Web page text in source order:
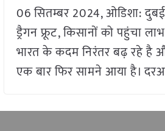
06 सितम्बर 2024, ओडिशा:
ड्रैगन फ्रूट, किसानों को पहुंचा
भारत के कदम निरंतर बढ़ रहे है
एक बार फिर सामने आया है।